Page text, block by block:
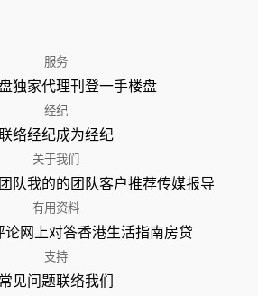
服务
独家代理刊登一手楼盘
经纪
络经纪成为经纪
关于我们
队我的的团队客户推荐传媒报导
有用资料
论网上对答香港生活指南房贷
支持
常见问题联络我们